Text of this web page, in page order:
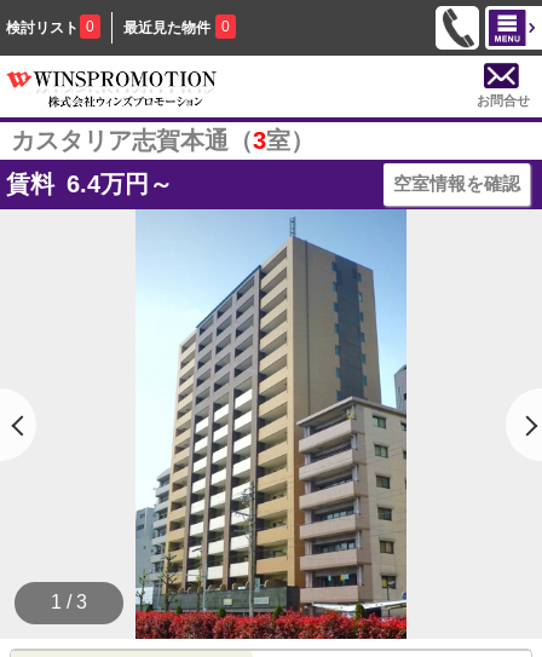
検討リスト 0 最近見た物件 0
お問合せ
カスタリア志賀本通（3室）
賃料 6.4万円～ 空室情報を確認
1 / 3